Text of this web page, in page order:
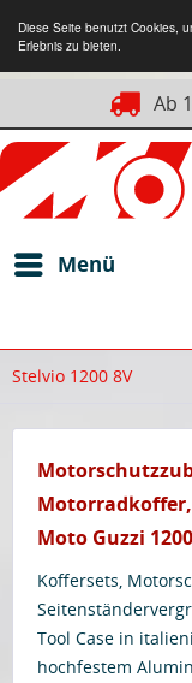
Diese Seite benutzt Cookies,
Erlebnis zu bieten.
Ab
Menü
Stelvio 1200 8V
Moto Guzzi
Koffersets,
Tool Case in
hochfestem